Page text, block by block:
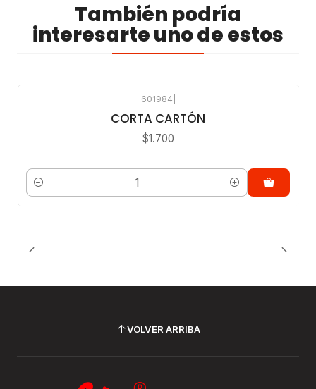
También podría
interesarte uno de estos
601984
CORTA CARTÓN
$1.700
Cantidad
VOLVER ARRIBA